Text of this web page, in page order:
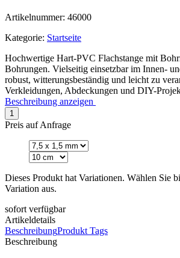
Artikelnummer: 46000
Kategorie: Startseite
Hochwertige Hart-PVC Flachstange mit
Bohrungen. Vielseitig einsetzbar im Innen-
robust, witterungsbeständig und leicht zu
Verkleidungen, Abdeckungen und DIY-
Beschreibung anzeigen
Preis auf Anfrage
Dieses Produkt hat Variationen. Wählen Sie
Variation aus.
sofort verfügbar
Artikeldetails
BeschreibungProdukt Tags
Beschreibung